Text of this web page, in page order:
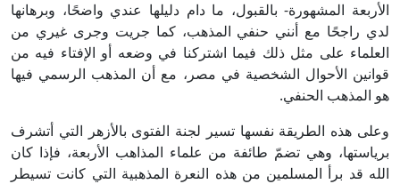
الأربعة المشهورة- بالقبول، ما دام دليلها عندي واضحًا، وبرهانها
لدي راجحًا مع أنني حنفي المذهب، كما جريت وجرى غيري من
العلماء على مثل ذلك فيما اشتركنا في وضعه أو الإفتاء فيه من
قوانين الأحوال الشخصية في مصر، مع أن المذهب الرسمي فيها
هو المذهب الحنفي.
وعلى هذه الطريقة نفسها تسير لجنة الفتوى بالأزهر التي أتشرف
برياستها، وهي تضمّ طائفة من علماء المذاهب الأربعة، فإذا كان
الله قد برأ المسلمين من هذه النعرة المذهبية التي كانت تسيطر